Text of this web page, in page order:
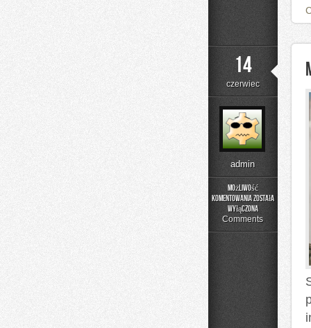
14
czerwiec
admin
Możliwość
komentowania
Size
została
wyłączona
Comments